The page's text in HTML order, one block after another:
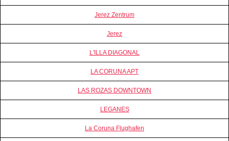
Jerez Zentrum
Jerez
L'ILLA DIAGONAL
LA CORUNA APT
LAS ROZAS DOWNTOWN
LEGANES
La Coruna Flughafen